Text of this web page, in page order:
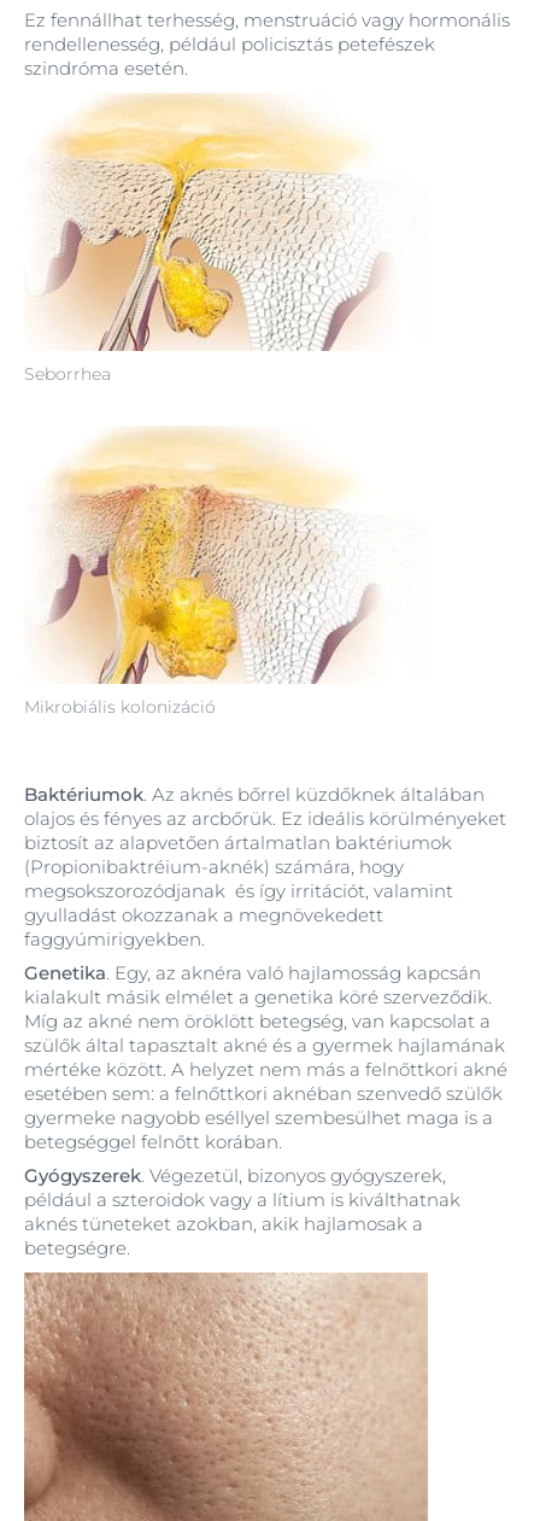
Seborrhea
Mikrobiális kolonizáció
Ez fennállhat terhesség, menstruáció vagy hormonális
rendellenesség, például policisztás petefészek
szindróma esetén.
Baktériumok. Az aknés bőrrel küzdőknek általában
olajos és fényes az arcbőrük. Ez ideális körülményeket
biztosít az alapvetően ártalmatlan baktériumok
(Propionibaktréium-aknék) számára, hogy
megsokszorozódjanak és így irritációt, valamint
gyulladást okozzanak a megnövekedett
faggyúmirigyekben.
Genetika. Egy, az aknéra való hajlamosság kapcsán
kialakult másik elmélet a genetika köré szerveződik.
Míg az akné nem öröklött betegség, van kapcsolat a
szülők által tapasztalt akné és a gyermek hajlamának
mértéke között. A helyzet nem más a felnőttkori akné
esetében sem: a felnőttkori aknéban szenvedő szülők
gyermeke nagyobb eséllyel szembesülhet maga is a
betegséggel felnőtt korában.
Gyógyszerek. Végezetül, bizonyos gyógyszerek,
például a szteroidok vagy a lítium is kiválthatnak
aknés tüneteket azokban, akik hajlamosak a
betegségre.